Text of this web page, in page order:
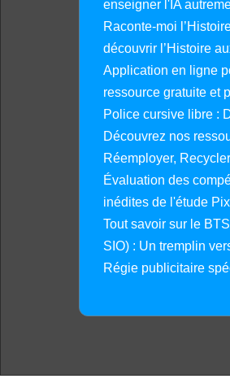
enseigner l'IA
Raconte-moi
découvrir l’Histoire
Application en ligne
ressource gratuite et
Police cursive libre :
Découvrez nos
Réemployer,
Évaluation des
inédites de l'étude
Tout savoir sur le
SIO) : Un tremplin
Régie publicitaire